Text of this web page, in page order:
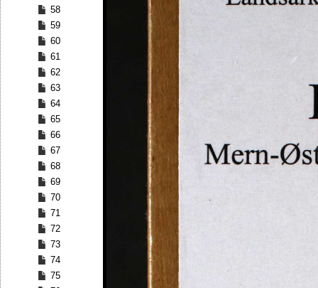
58
59
60
61
62
63
64
65
66
67
68
69
70
71
72
73
74
75